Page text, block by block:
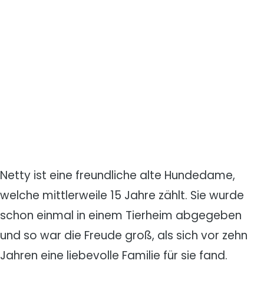
Netty ist eine freundliche alte Hundedame,
welche mittlerweile 15 Jahre zählt. Sie wurde
schon einmal in einem Tierheim abgegeben
und so war die Freude groß, als sich vor zehn
Jahren eine liebevolle Familie für sie fand.